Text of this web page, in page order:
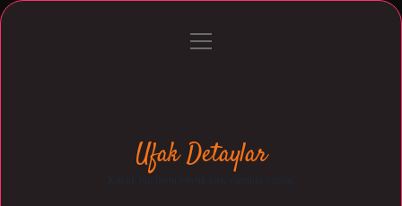
Gizlilik Politikası
menüyü
Ufak Detaylar